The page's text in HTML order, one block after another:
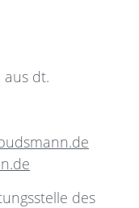
aus dt.
des